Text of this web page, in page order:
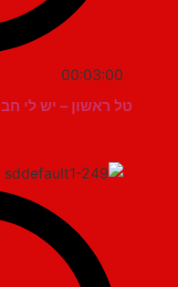
00:03:00
טל ראשון – יש לי חברה